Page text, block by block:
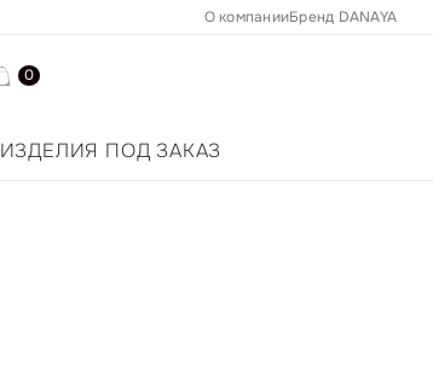
О компанииБренд DANAYA
0
ИЗДЕЛИЯ ПОД ЗАКАЗ